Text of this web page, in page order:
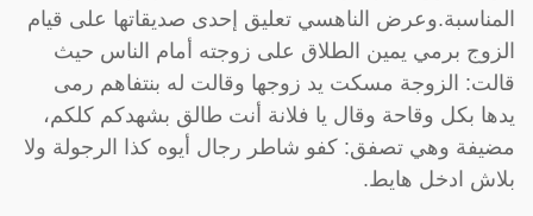
المناسبة.وعرض الناهسي تعليق إحدى صديقاتها على قيام
الزوج برمي يمين الطلاق على زوجته أمام الناس حيث
قالت: الزوجة مسكت يد زوجها وقالت له بنتفاهم رمى
يدها بكل وقاحة وقال يا فلانة أنت طالق بشهدكم كلكم،
مضيفة وهي تصفق: كفو شاطر رجال أيوه كذا الرجولة ولا
بلاش ادخل هايط.